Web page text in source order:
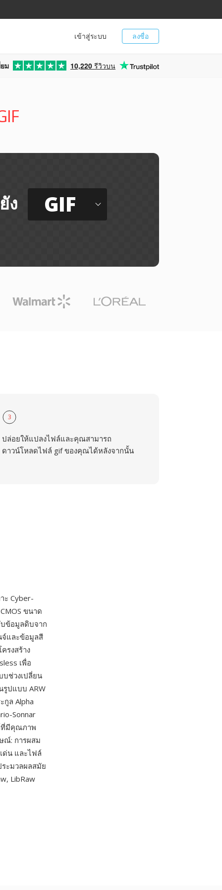
ลงชื่อ
เข้าสู่ระบบ
ม 10,220 รีวิวบน
ง GIF
3
ปล่อยให้แปลงไฟล์และคุณสามารถ
ดาวน์โหลดไฟล์ gif ของคุณได้หลังจากนั้น
ะ Cyber-
ขนาด
บข้อมูลดิบจาก
จ์และข้อมูลสี
รงสร้าง
เพื่อ
ช่วงเปลี่ยน
รูปแบบ ARW
กูล Alpha
Sonnar
ที่มีคุณภาพ
ณ์: การผสม
ด่น และไฟล์
ะมวลผลสมัย
LibRaw